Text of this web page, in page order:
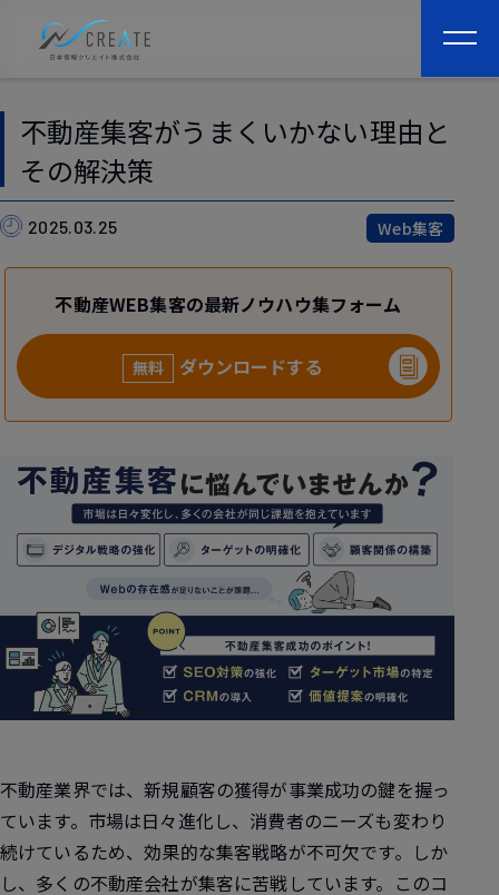
不動産集客がうまくいかない理由と
その解決策
2025.03.25 Web集客
不動産WEB集客の最新ノウハウ集フォーム
無料 ダウンロードする
不動産業界では、新規顧客の獲得が事業成功の鍵を握っ
ています。市場は日々進化し、消費者のニーズも変わり
続けているため、効果的な集客戦略が不可欠です。しか
し、多くの不動産会社が集客に苦戦しています。このコ